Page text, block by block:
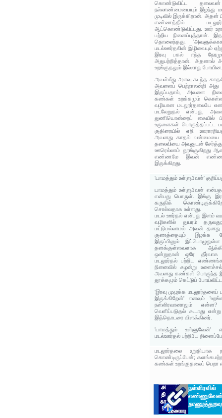
கொண்டுவிட்ட
நல்லாண்மையையும் இழந்து
முடிவில் இருக்கிறான்.
எண்ணத்தில்
ஆட்கொண்டுவிட்டது. ஊர்
பற்றிய நினைப்புத்தான்.
தொலைந்தது.
மடல்ஊர்தலின் இழிவையும்
இரவு பகல் எந்த
அதுபற்றித்தான்.
உறங்குதலும் இல்லாது
அவள்மீது அளவு கடந்த
அவளைப் பெற்றாலன்றி அது
இருப்பதால், அவளை
கண்கள் உறக்கமும்
வழியான மடலூர்தலையே
மடலேறுதல் என்பது,
துணியொன்றைப் கையில்
உருளைகள் பொருத்தப்பட்ட
குதிரையில் ஏறி
அவனது காதல்
தலைவியை அவனுடன்
ஊரெல்லாம் தூங்குகிறது
எண்ணமே இவன் எண்ணம்
இருக்கிறது.
'யாமத்தும் உள்ளுவேன்'
யாமத்தும் உள்ளுவேன்
என்பது பொருள். இங்கு
கருதிக்
சொல்வதாக உள்ளது.
மடல் ஊர்தல் என்பது இளம்
வழிகளில் துயரம்
மட்டுமல்லாமல் அவன்
குணத்தையும் இழக்க
இருப்பினும்
தனக்குள்ளவளாக
ஒன்றுதான் ஒரே தீர்வாக
மடலூர்தல் பற்றிய
நினைவில் சுழன்று
அவனது கண்கள் பொருந்த
தூக்கமும் கெட்டுப்
'இரவு முழுக்க
இருக்கிறேன்' எனவும்
நள்ளிரவானாலும்
வெளிப்படுதல் கூடாது
இத்தொடரை விளக்கினர்.
'யாமத்தும் உள்ளுவேன்'
மடல்ஊர்தல் பற்றியே
மடலூர்தலை உறுதியாக
கொண்டிருப்பேன்; களங்கமற்ற
கண்கள் உறங்குதலைப் பெறா